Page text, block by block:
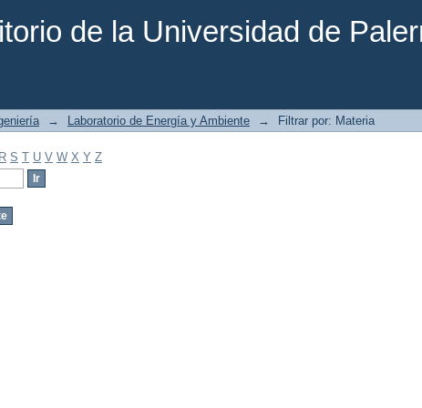
de la Universidad de
→ Laboratorio de Energía y Ambiente → Filtrar por: Materia
R S T U V W X Y Z